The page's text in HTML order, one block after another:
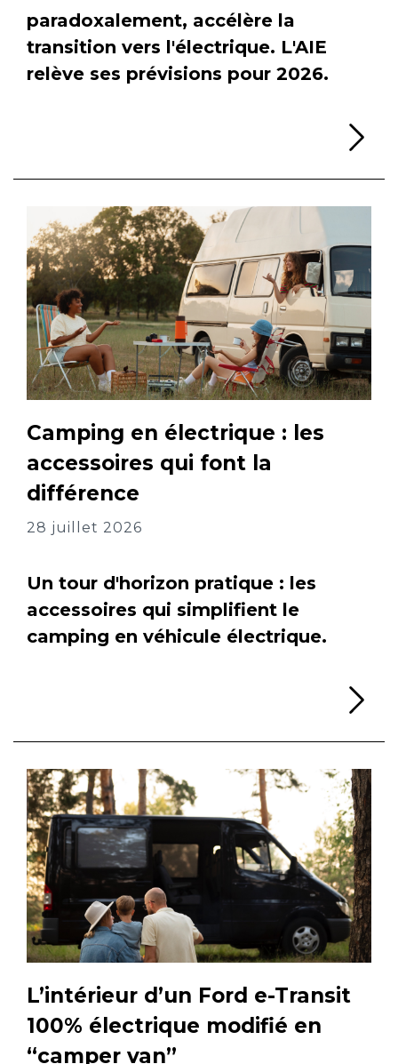
paradoxalement, accélère la
transition vers l'électrique. L'AIE
relève ses prévisions pour 2026.
Camping en électrique : les
accessoires qui font la
différence
28 juillet 2026
Un tour d'horizon pratique : les
accessoires qui simplifient le
camping en véhicule électrique.
L’intérieur d’un Ford e-Transit
100% électrique modifié en
“camper van”